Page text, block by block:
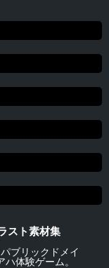
スト素材集
ブリックドメイ
体験ゲーム。